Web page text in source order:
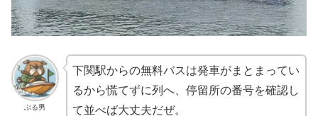
ぶる男
下関駅からの無料バスは発車がまとまってい
るから慌てずに列へ、停留所の番号を確認し
て並べば大丈夫だぜ。